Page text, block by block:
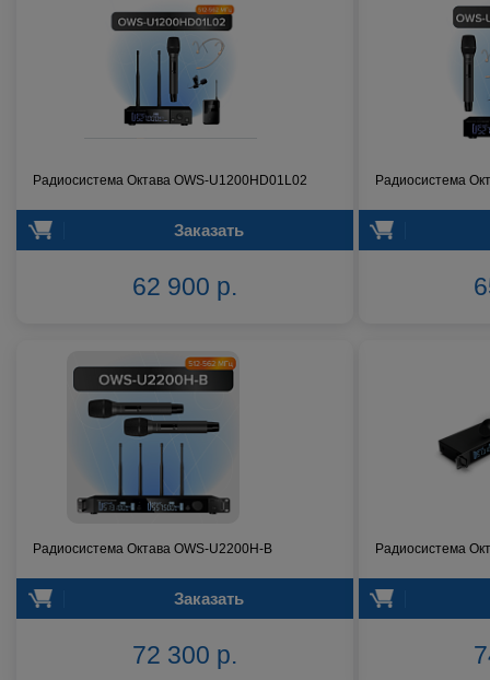
Радиосистема Октава OWS-U1200HD01L02
Заказать
62 900 р.
Радиосистема
Радиосистема Октава OWS-U2200H-B
Заказать
72 300 р.
Радиосистема